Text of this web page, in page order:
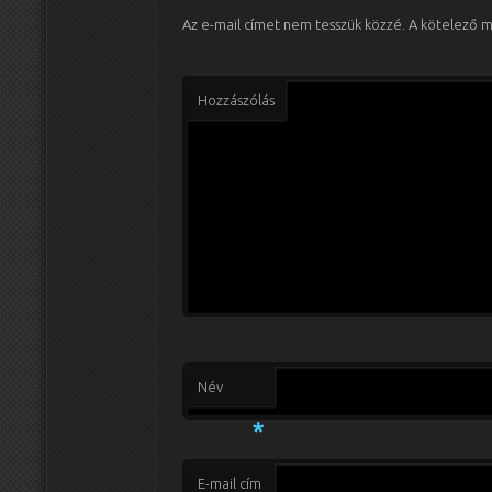
Az e-mail címet nem tesszük közzé. A kötelező
Hozzászólás
Név
*
E-mail cím